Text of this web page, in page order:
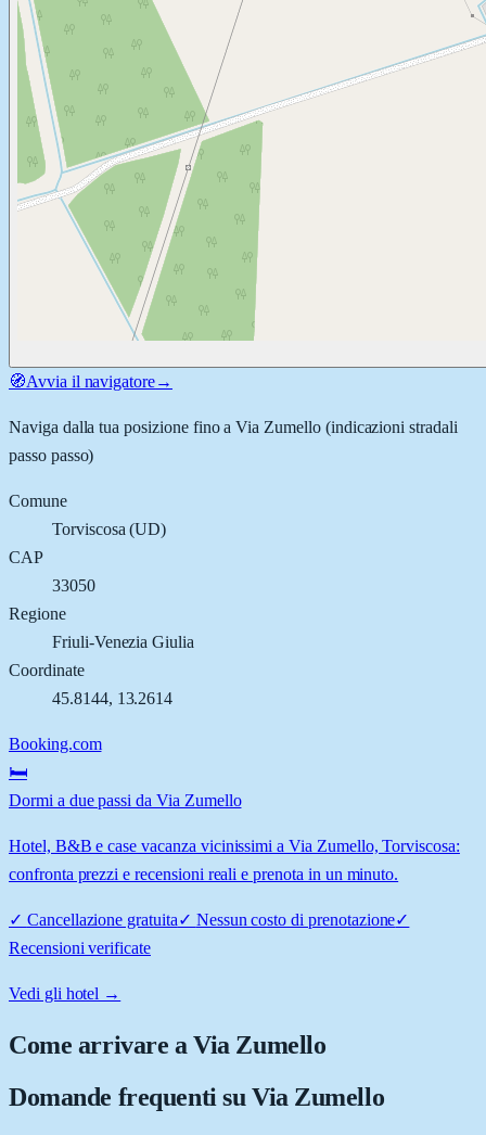
🧭Avvia il navigatore→
Naviga dalla tua posizione fino aVia Zumello(indicazioni stradali
passo passo)
Comune
Torviscosa (UD)
CAP
33050
Regione
Friuli-Venezia Giulia
Coordinate
45.8144, 13.2614
Booking.com
🛏️
Dormi a due passi da Via Zumello
Hotel, B&B e case vacanza vicinissimi a Via Zumello, Torviscosa:
confronta prezzi e recensioni reali e prenota in un minuto.
✓ Cancellazione gratuita✓ Nessun costo di prenotazione✓
Recensioni verificate
Vedi gli hotel →
Come arrivare aVia Zumello
Domande frequenti su Via Zumello